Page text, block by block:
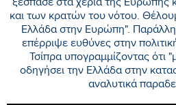
ξέσπασε στα χέρια της Ευρώπης
και των κρατών του νότου.
Ελλάδα στην Ευρώπη".
επέρριψε ευθύνες στην
Τσίπρα υπογραμμίζοντας ότι
οδηγήσει την Ελλάδα στην
αναλυτικά